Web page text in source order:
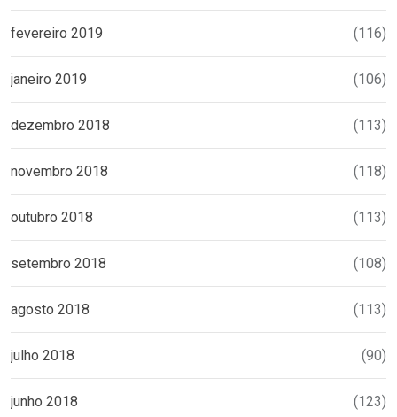
fevereiro 2019 (116)
janeiro 2019 (106)
dezembro 2018 (113)
novembro 2018 (118)
outubro 2018 (113)
setembro 2018 (108)
agosto 2018 (113)
julho 2018 (90)
junho 2018 (123)